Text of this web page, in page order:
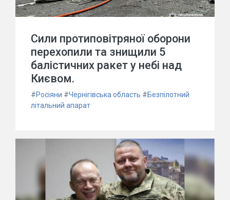
Сили протиповітряної оборони
перехопили та знищили 5
балістичних ракет у небі над
Києвом.
#Росіяни #Чернігівська область #Безпілотний
літальний апарат